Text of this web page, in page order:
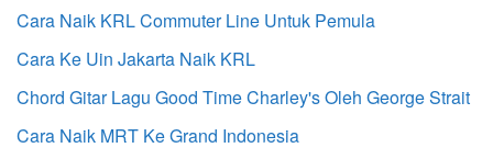
Cara Naik KRL Commuter Line Untuk Pemula
Cara Ke Uin Jakarta Naik KRL
Chord Gitar Lagu Good Time Charley's Oleh George Strait
Cara Naik MRT Ke Grand Indonesia